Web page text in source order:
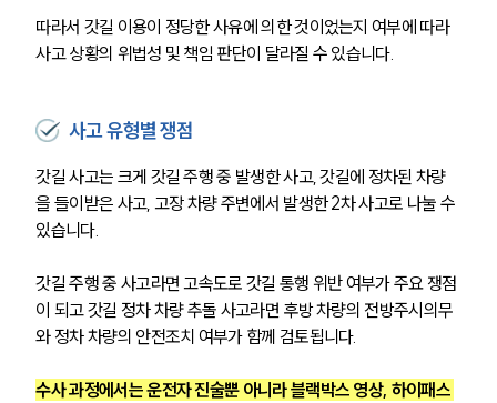
따라서 갓길 이용이 정당한 사유에 의한 것이었는지 여부에 따라
사고 상황의 위법성 및 책임 판단이 달라질 수 있습니다.
사고 유형별 쟁점
갓길 사고는 크게 갓길 주행 중 발생한 사고, 갓길에 정차된 차량
을 들이받은 사고, 고장 차량 주변에서 발생한 2차 사고로 나눌 수
있습니다.
갓길 주행 중 사고라면 고속도로 갓길 통행 위반 여부가 주요 쟁점
이 되고 갓길 정차 차량 추돌 사고라면 후방 차량의 전방주시의무
와 정차 차량의 안전조치 여부가 함께 검토됩니다.
수사 과정에서는 운전자 진술뿐 아니라 블랙박스 영상, 하이패스